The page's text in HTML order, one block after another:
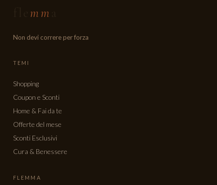
flemm
Non devi correre per forza
TEMI
Shopping
Coupon e Sconti
Home & Fai da te
Offerte del mese
Sconti Esclusivi
Cura & Benessere
FLEMMA